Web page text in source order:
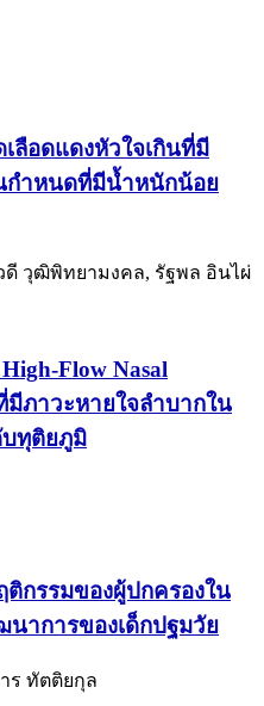
ลือดแดงหัวใจเกินที่มี
กำหนดที่มีน้ำหนักน้อย
วุฒิพิทยามงคล, รัฐพล อินไผ่
Flow Nasal
มีภาวะหายใจลำบากใน
ทุติยภูมิ
กรรมของผู้ปกครองใน
าการของเด็กปฐมวัย
ร ทัตติยกุล